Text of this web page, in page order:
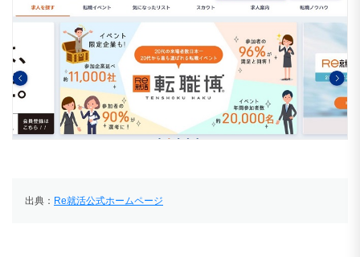
出典： Re就活公式ホームページ